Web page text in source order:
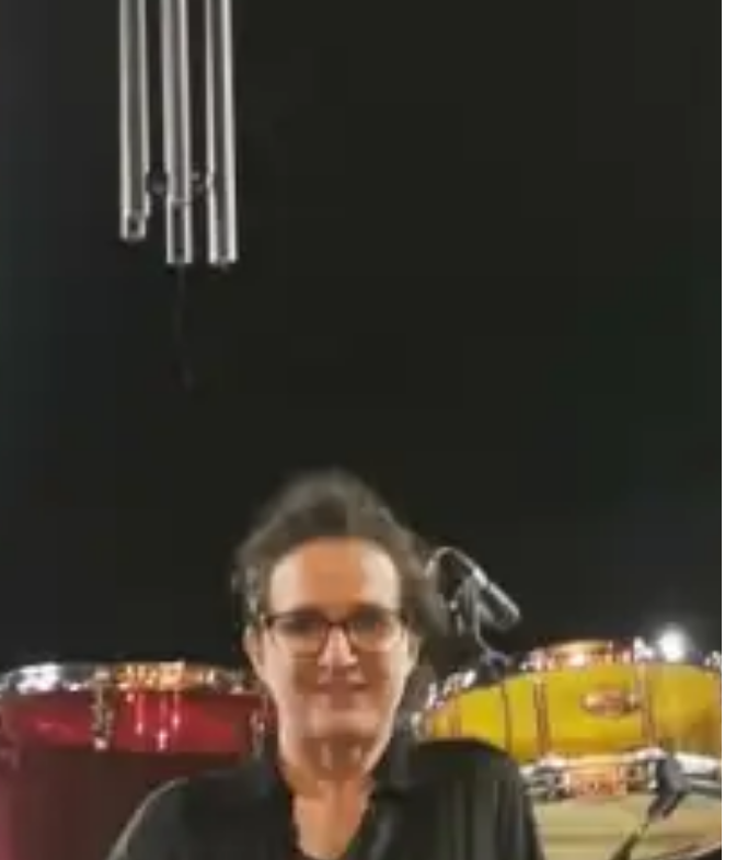
COMPAGNIE / ÉDITION / LABEL
CRÉATIONS
AGENDA
ACTUALITÉS
SENSIBILISATION